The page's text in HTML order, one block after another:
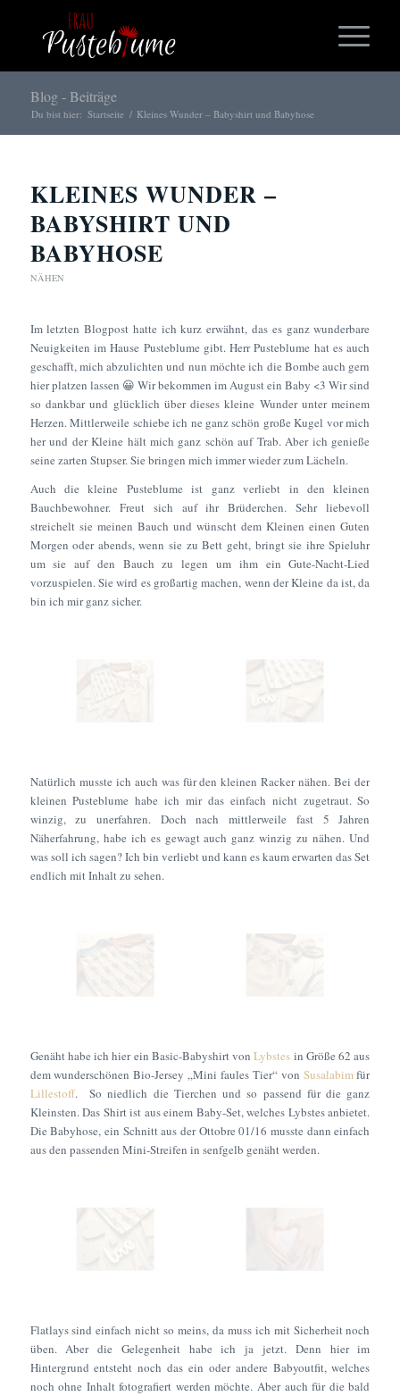
Blog - Beiträge
Du bist hier: Startseite / Kleines Wunder – Babyshirt und Babyhose
KLEINES WUNDER –
BABYSHIRT UND
BABYHOSE
NÄHEN
Im letzten Blogpost hatte ich kurz erwähnt, das es ganz wunderbare
Neuigkeiten im Hause Pusteblume gibt. Herr Pusteblume hat es auch
geschafft, mich abzulichten und nun möchte ich die Bombe auch gern
hier platzen lassen 😀 Wir bekommen im August ein Baby <3 Wir sind
so dankbar und glücklich über dieses kleine Wunder unter meinem
Herzen. Mittlerweile schiebe ich ne ganz schön große Kugel vor mich
her und der Kleine hält mich ganz schön auf Trab. Aber ich genieße
seine zarten Stupser. Sie bringen mich immer wieder zum Lächeln.
Auch die kleine Pusteblume ist ganz verliebt in den kleinen
Bauchbewohner. Freut sich auf ihr Brüderchen. Sehr liebevoll
streichelt sie meinen Bauch und wünscht dem Kleinen einen Guten
Morgen oder abends, wenn sie zu Bett geht, bringt sie ihre Spieluhr
um sie auf den Bauch zu legen um ihm ein Gute-Nacht-Lied
vorzuspielen. Sie wird es großartig machen, wenn der Kleine da ist, da
bin ich mir ganz sicher.
Natürlich musste ich auch was für den kleinen Racker nähen. Bei der
kleinen Pusteblume habe ich mir das einfach nicht zugetraut. So
winzig, zu unerfahren. Doch nach mittlerweile fast 5 Jahren
Näherfahrung, habe ich es gewagt auch ganz winzig zu nähen. Und
was soll ich sagen? Ich bin verliebt und kann es kaum erwarten das Set
endlich mit Inhalt zu sehen.
Genäht habe ich hier ein Basic-Babyshirt vonLybstes in Größe 62 aus
dem wunderschönen Bio-Jersey „Mini faules Tier“ von Susalabimfür
Lillestoff. So niedlich die Tierchen und so passend für die ganz
Kleinsten. Das Shirt ist aus einem Baby-Set, welches Lybstes anbietet.
Die Babyhose, ein Schnitt aus der Ottobre 01/16 musste dann einfach
aus den passenden Mini-Streifen in senfgelb genäht werden.
Flatlays sind einfach nicht so meins, da muss ich mit Sicherheit noch
üben. Aber die Gelegenheit habe ich ja jetzt. Denn hier im
Hintergrund entsteht noch das ein oder andere Babyoutfit, welches
noch ohne Inhalt fotografiert werden möchte. Aber auch für die bald